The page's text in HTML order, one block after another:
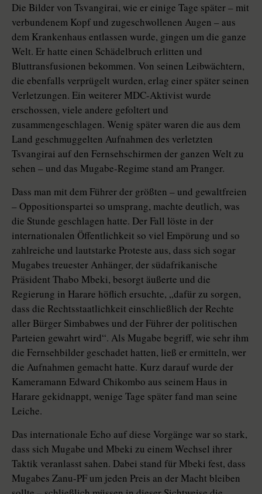
Die Bilder von Tsvangirai, wie er einige Tage später – mit
verbundenem Kopf und zugeschwollenen Augen – aus
dem Krankenhaus entlassen wurde, gingen um die ganze
Welt. Er hatte einen Schädelbruch erlitten und
Bluttransfusionen bekommen. Von seinen Leibwächtern,
die ebenfalls verprügelt wurden, erlag einer später seinen
Verletzungen. Ein weiterer MDC-Aktivist wurde
erschossen, viele andere gefoltert und
zusammengeschlagen. Wenig später waren die aus dem
Land geschmuggelten Aufnahmen des verletzten
Tsvangirai auf den Fernsehschirmen der ganzen Welt zu
sehen – und das Mugabe-Regime stand am Pranger.
Dass man mit dem Führer der größten – und gewaltfreien
– Oppositionspartei so umsprang, machte deutlich, was
die Stunde geschlagen hatte. Der Fall löste in der
internationalen Öffentlichkeit so viel Empörung und so
zahlreiche und lautstarke Proteste aus, dass sich sogar
Mugabes treuester Anhänger, der südafrikanische
Präsident Thabo Mbeki, besorgt äußerte und die
Regierung in Harare höflich ersuchte, „dafür zu sorgen,
dass die Rechtsstaatlichkeit einschließlich der Rechte
aller Bürger Simbabwes und der Führer der politischen
Parteien gewahrt wird“. Als Mugabe begriff, wie sehr ihm
die Fernsehbilder geschadet hatten, ließ er ermitteln, wer
die Aufnahmen gemacht hatte. Kurz darauf wurde der
Kameramann Edward Chikombo aus seinem Haus in
Harare gekidnappt, wenige Tage später fand man seine
Leiche.
Das internationale Echo auf diese Vorgänge war so stark,
dass sich Mugabe und Mbeki zu einem Wechsel ihrer
Taktik veranlasst sahen. Dabei stand für Mbeki fest, dass
Mugabes Zanu-PF um jeden Preis an der Macht bleiben